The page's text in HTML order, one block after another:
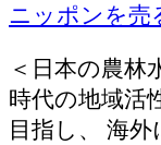
ニッポンを売
＜日本の農林
時代の地域活
目指し、 海